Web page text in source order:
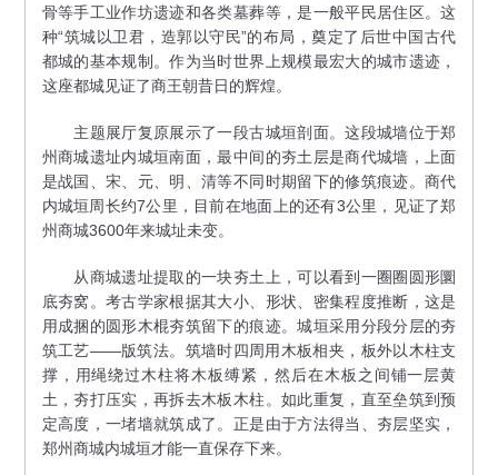
骨等手工业作坊遗迹和各类墓葬等，是一般平民居住区。这
种“筑城以卫君，造郭以守民”的布局，奠定了后世中国古代
都城的基本规制。作为当时世界上规模最宏大的城市遗迹，
这座都城见证了商王朝昔日的辉煌。
主题展厅复原展示了一段古城垣剖面。这段城墙位于郑
州商城遗址内城垣南面，最中间的夯土层是商代城墙，上面
是战国、宋、元、明、清等不同时期留下的修筑痕迹。商代
内城垣周长约7公里，目前在地面上的还有3公里，见证了郑
州商城3600年来城址未变。
从商城遗址提取的一块夯土上，可以看到一圈圈圆形圜
底夯窝。考古学家根据其大小、形状、密集程度推断，这是
用成捆的圆形木棍夯筑留下的痕迹。城垣采用分段分层的夯
筑工艺——版筑法。筑墙时四周用木板相夹，板外以木柱支
撑，用绳绕过木柱将木板缚紧，然后在木板之间铺一层黄
土，夯打压实，再拆去木板木柱。如此重复，直至垒筑到预
定高度，一堵墙就筑成了。正是由于方法得当、夯层坚实，
郑州商城内城垣才能一直保存下来。